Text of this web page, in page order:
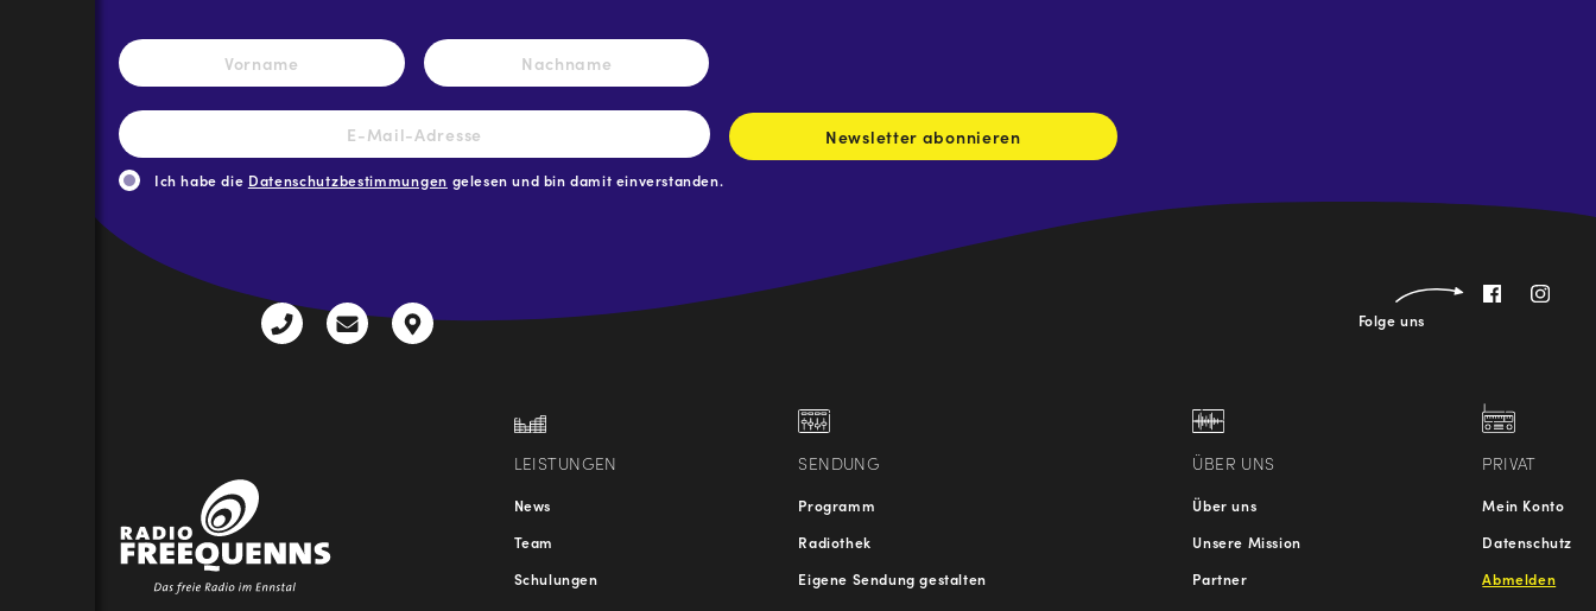
Name *
Vorname Nachname
E-
Mail-
Adresse *
Newsletter abonnieren
Ich habe die Datenschutzbestimmungen gelesen und bin damit einverstanden.
Folge uns
+43
radio@freequenns.at
Kulturhausstraße
LEISTUNGEN
News
Team
Schulungen
SENDUNG
Programm
Radiothek
Eigene Sendung gestalten
ÜBER UNS
Über uns
Unsere Mission
Partner
PRIVAT
Mein Konto
Datenschutz
Abmelden